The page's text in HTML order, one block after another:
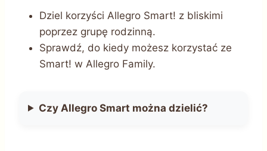
Dziel korzyści Allegro Smart! z bliskimi
poprzez grupę rodzinną.
Sprawdź, do kiedy możesz korzystać ze
Smart! w Allegro Family.
Czy Allegro Smart można dzielić?